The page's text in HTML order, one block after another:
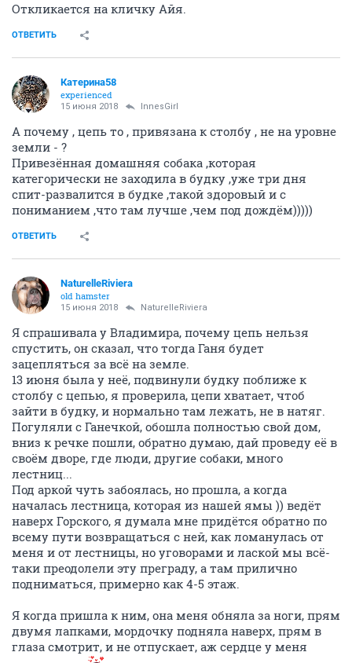
Откликается на кличку Айя.
ОТВЕТИТЬ
Катерина58
experienced
15 июня 2018 InnesGirl
А почему , цепь то , привязана к столбу , не на уровне
земли - ?
Привезённая домашняя собака ,которая
категорически не заходила в будку ,уже три дня
спит-развалится в будке ,такой здоровый и с
пониманием ,что там лучше ,чем под дождём)))))
ОТВЕТИТЬ
NaturelleRiviera
old hamster
15 июня 2018 NaturelleRiviera
Я спрашивала у Владимира, почему цепь нельзя
спустить, он сказал, что тогда Ганя будет
зацепляться за всё на земле.
13 июня была у неё, подвинули будку поближе к
столбу с цепью, я проверила, цепи хватает, чтоб
зайти в будку, и нормально там лежать, не в натяг.
Погуляли с Ганечкой, обошла полностью свой дом,
вниз к речке пошли, обратно думаю, дай проведу её в
своём дворе, где люди, другие собаки, много
лестниц...
Под аркой чуть забоялась, но прошла, а когда
началась лестница, которая из нашей ямы )) ведёт
наверх Горского, я думала мне придётся обратно по
всему пути возвращаться с ней, как ломанулась от
меня и от лестницы, но уговорами и лаской мы всё-
таки преодолели эту преграду, а там прилично
подниматься, примерно как 4-5 этаж.
Я когда пришла к ним, она меня обняла за ноги, прям
двумя лапками, мордочку подняла наверх, прям в
глаза смотрит, и не отпускает, аж сердце у меня